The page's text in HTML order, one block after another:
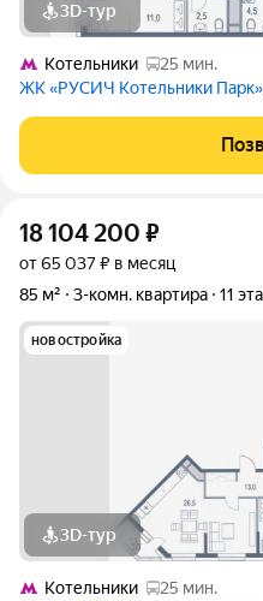
3D-тур
Котельники
25 мин.
ЖК «РУСИЧ Котельники Парк»
18 104 200 ₽
от 65 037 ₽ в месяц
85 м²
3-комн. квартира 11
новостройка
3D-тур
Котельники
25 мин.